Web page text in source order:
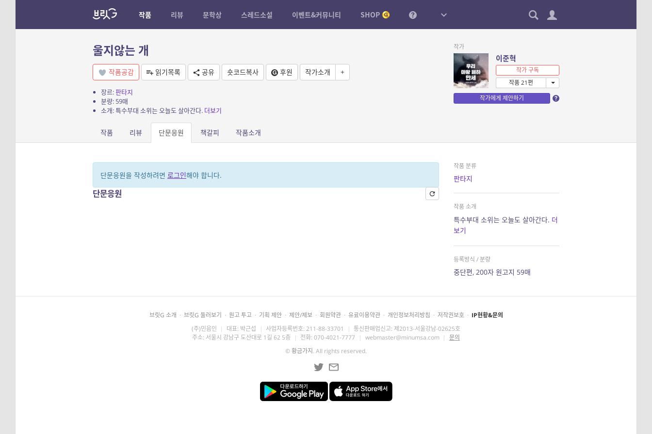
작품 리뷰 문학상 스레드소설 이벤트&커뮤니티 SHOP
울지않는 개
작품공감 읽기목록 공유 숏코드복사 후원 작가소개 +
장르:판타지
분량: 59매
소개: 특수부대 소위는 오늘도 살아간다. 더보기
작가
이준혁
작가 구독
작품 21편
작가에게 제안하기
작품 리뷰 단문응원 책갈피 작품소개
단문응원을 작성하려면 로그인해야 합니다.
단문응원
작품 분류
판타지
작품 소개
특수부대 소위는 오늘도 살아간다. 더
보기
등록방식 / 분량
중단편, 200자 원고지 59매
브릿G 소개 · 브릿G 둘러보기 · 원고 투고 · 기획 제안 · 제안/제보 · 회원약관 · 유료이용약관 · 개인정보처리방침 · 저작권보호 · IP현황&문의
(주)민음인 | 대표: 박근섭 | 사업자등록번호: 211-88-33701 | 통신판매업신고: 제2013-서울강남-02625호
주소: 서울시 강남구 도산대로 1길 62 5층 | 전화: 070-4021-7777 | webmaster@minumsa.com | 문의
©황금가지 . All rights reserved.